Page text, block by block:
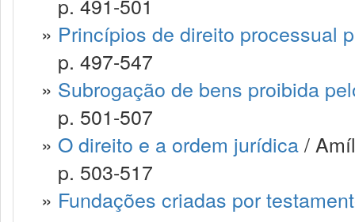
» Princípios de direito processual
p. 497-547
» Subrogação de bens proibida
p. 501-507
» O direito e a ordem jurídica/
p. 503-517
» Fundações criadas por